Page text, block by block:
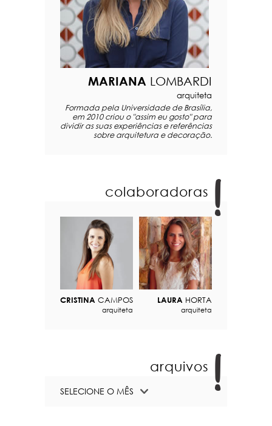
MARIANA LOMBARDI
arquiteta
Formada pela Universidade de Brasília,
em 2010 criou o "assim eu gosto" para
dividir as suas experiências e referências
sobre arquitetura e decoração.
colaboradoras
CRISTINA CAMPOS
arquiteta
LAURA HORTA
arquiteta
arquivos